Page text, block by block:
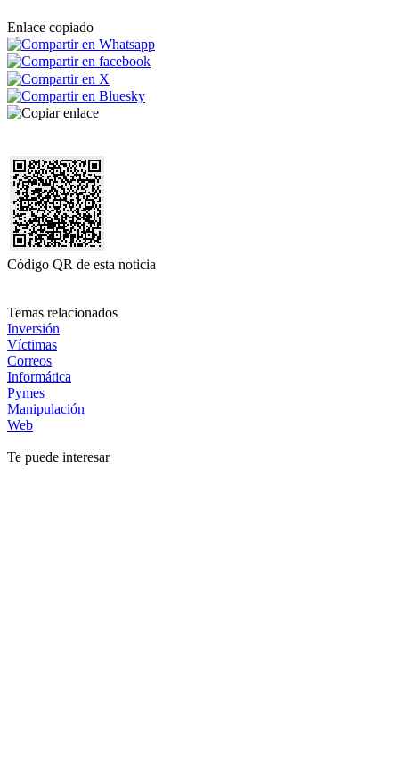
Enlace copiado
Código QR de esta noticia
Temas relacionados
Inversión
Víctimas
Correos
Informática
Pymes
Manipulación
Web
Te puede interesar